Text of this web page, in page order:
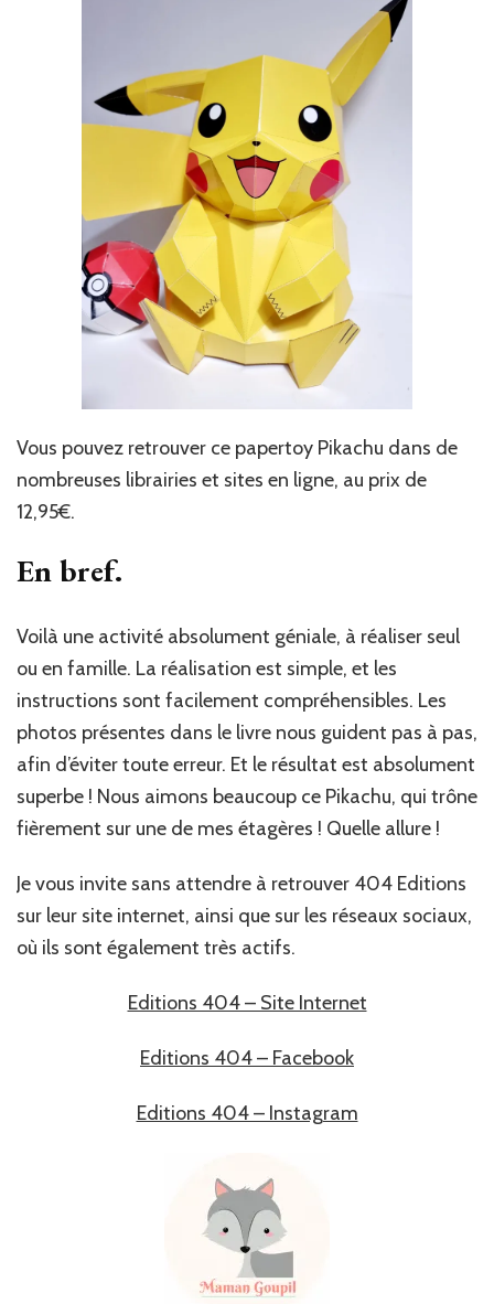
Vous pouvez retrouver ce papertoy Pikachu dans de
nombreuses librairies et sites en ligne, au prix de
12,95€.
En bref.
Voilà une activité absolument géniale, à réaliser seul
ou en famille. La réalisation est simple, et les
instructions sont facilement compréhensibles. Les
photos présentes dans le livre nous guident pas à pas,
afin d’éviter toute erreur. Et le résultat est absolument
superbe ! Nous aimons beaucoup ce Pikachu, qui trône
fièrement sur une de mes étagères ! Quelle allure !
Je vous invite sans attendre à retrouver 404 Editions
sur leur site internet, ainsi que sur les réseaux sociaux,
où ils sont également très actifs.
Editions 404 – Site Internet
Editions 404 – Facebook
Editions 404 – Instagram